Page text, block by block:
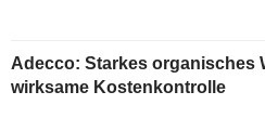
Adecco: Starkes organisches
wirksame Kostenkontrolle